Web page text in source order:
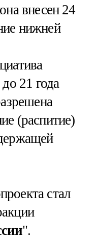
внесен 24
нижней
21 года
(распитие)
стал
".